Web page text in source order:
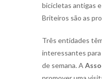
bicicletas antigas
Briteiros são as
Três entidades
interessantes
de semana. A